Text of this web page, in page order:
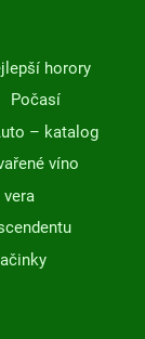
horory
Počasí
– katalog
víno